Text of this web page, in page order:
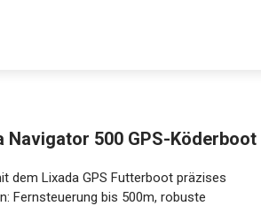
Navigator 500 GPS-Köderboot
dem Lixada GPS Futterboot präzises
Fernsteuerung bis 500m, robuste